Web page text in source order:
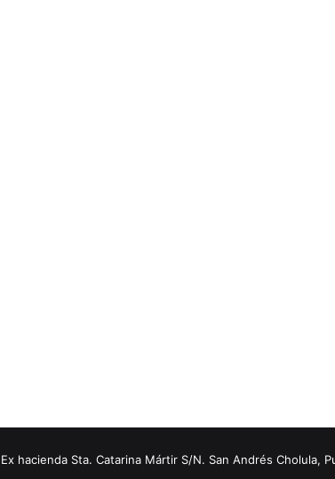
hacienda Sta. Catarina Mártir S/N. San Andrés Cholula,